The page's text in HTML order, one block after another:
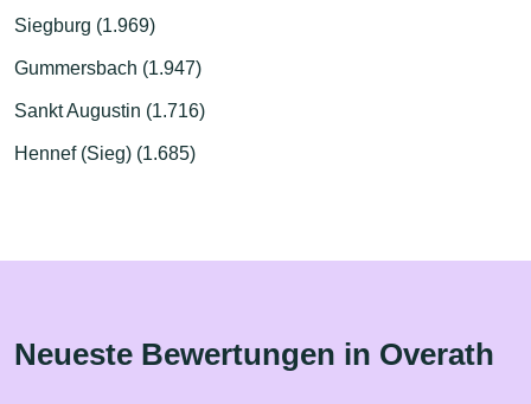
Siegburg (1.969)
Gummersbach (1.947)
Sankt Augustin (1.716)
Hennef (Sieg) (1.685)
Neueste Bewertungen in Overath